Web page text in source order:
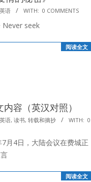
英语 WITH: 0 COMMENTS
seek
阅读全文
容（英汉对照）
英语, 读书, 转载和摘抄 WITH: 0
月4日，大陆会议在费城正
阅读全文